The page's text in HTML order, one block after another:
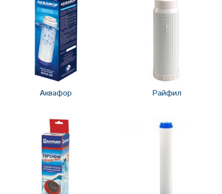
Аквафор Райфил